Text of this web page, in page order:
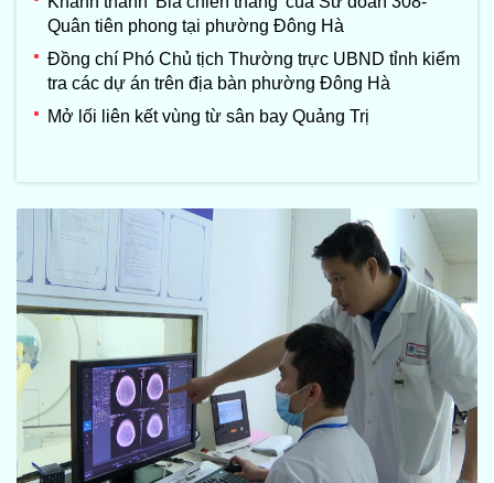
Quân tiên phong tại phường Đông Hà
Đồng chí Phó Chủ tịch Thường trực UBND tỉnh kiểm
tra các dự án trên địa bàn phường Đông Hà
Mở lối liên kết vùng từ sân bay Quảng Trị